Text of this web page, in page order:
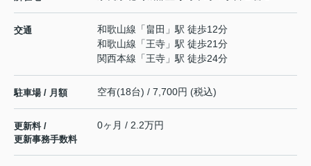
交通 和歌山線 「畠田 」駅 徒歩12分
和歌山線 「王寺 」駅 徒歩21分
関西本線 「王寺 」駅 徒歩24分
駐車場 / 月額 空有(18台) / 7,700円 (税込)
更新料 /
更新事務手数料
0ヶ月 / 2.2万円